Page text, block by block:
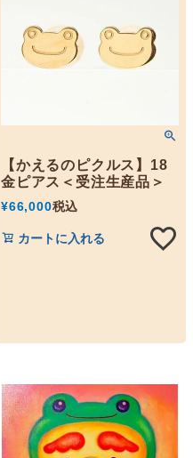
【かえるのピクルス】18
金ピアス＜受注生産品＞
¥66,000税込
カートに入れる